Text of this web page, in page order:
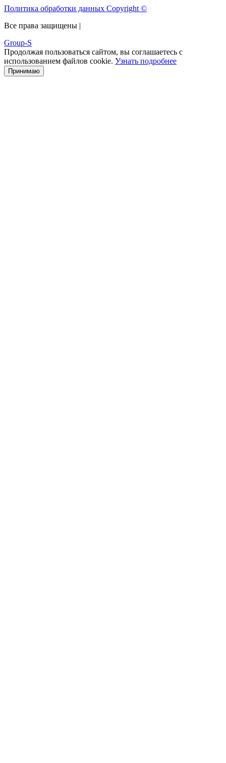
Политика обработки данных Copyright ©
Все права защищены |
Group-S
Продолжая пользоваться сайтом, вы соглашаетесь с
использованием файлов cookie. Узнать подробнее
Принимаю